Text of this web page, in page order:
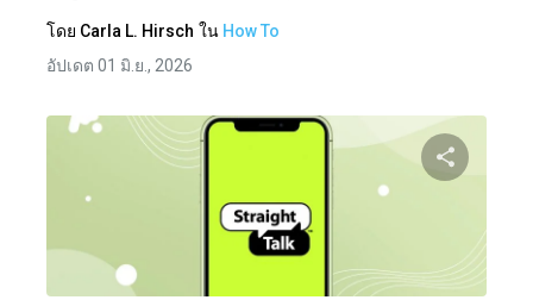
โดย Carla L. Hirsch ใน How To
อัปเดต 01 มิ.ย., 2026